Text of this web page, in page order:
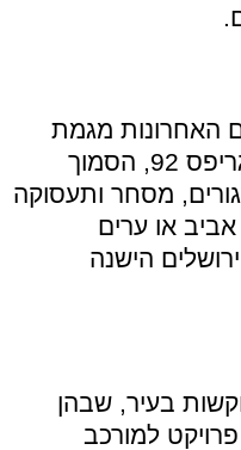
.
האחרונות מגמת
92,
הסמוך
, מסחר ותעסוקה
או ערים
הישנה
בעיר, שבהן
למורכב